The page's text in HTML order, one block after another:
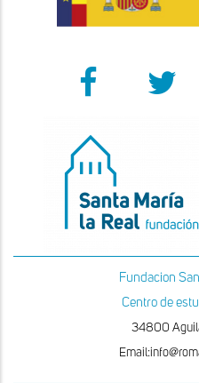
Fundacion
Centro de
34800